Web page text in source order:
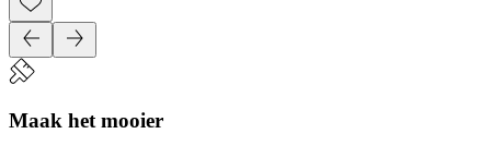
Maak het mooier